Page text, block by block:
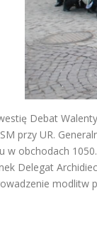
Debat
przy UR.
w obchodach
Delegat
modlitw